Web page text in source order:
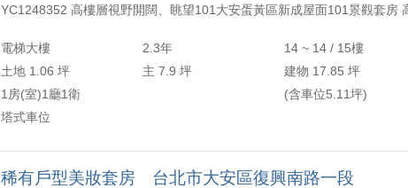
電梯大樓 2.3年
14 ~ 14 / 15樓
土地 1.06 坪
主 7.9 坪
建物 17.85 坪
1房(室)1廳1衛
(含車位5.11坪)
塔式車位
稀有戶型美妝套房 台北市大安區復興南路一段